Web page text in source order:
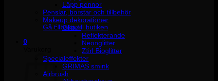
Inga produkter i varukorgen.
Gå tillbaka till butiken
0
Läpp pennor
Penslar, borstar och tillbehör
Makeup dekorationer
Glitter
Reflekterande
Neonglitter
Ztirl Bioglitter
Specialeffekter
GRIMAS smink
Airbrush